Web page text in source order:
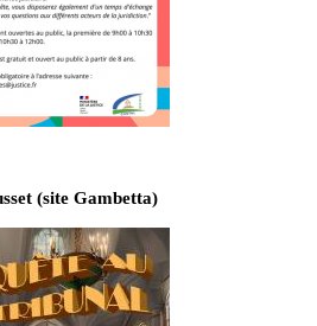
(site Gambetta)